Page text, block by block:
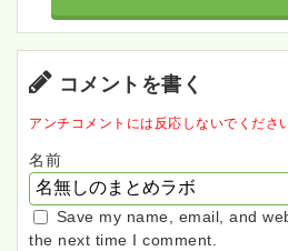
コメントを書く
アンチコメントには反応しないでくださ
名前
Save my name, email, and
the next time I comment.